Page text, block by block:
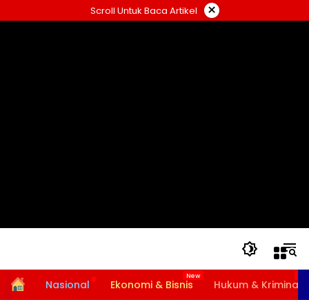
ke
Scroll Untuk Baca Artikel ×
HomeNasional Ekonomi & Bisnis Hukum & Kriminal